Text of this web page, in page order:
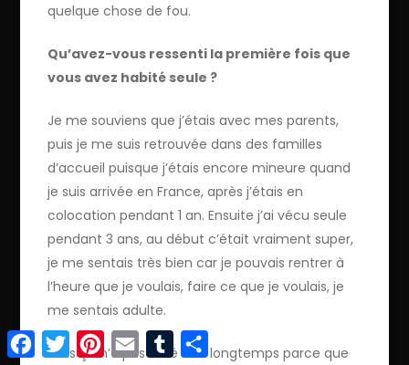
quelque chose de fou.
Qu’avez-vous ressenti la première fois que
vous avez habité seule ?
Je me souviens que j’étais avec mes parents,
puis je me suis retrouvée dans des familles
d’accueil puisque j’étais encore mineure quand
je suis arrivée en France, après j’étais en
colocation pendant 1 an. Ensuite j’ai vécu seule
pendant 3 ans, au début c’était vraiment super,
je me sentais très bien car je pouvais rentrer à
l’heure que je voulais, faire ce que je voulais, je
me sentais adulte.
Mais ça n’a pas duré très longtemps parce que
Facebook
TwitterPinterest
Email Tumblr